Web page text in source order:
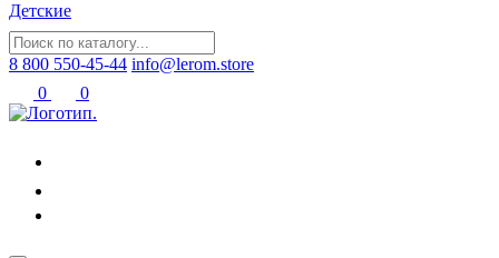
Детские
8 800 550-45-44 info@lerom.store
0
0